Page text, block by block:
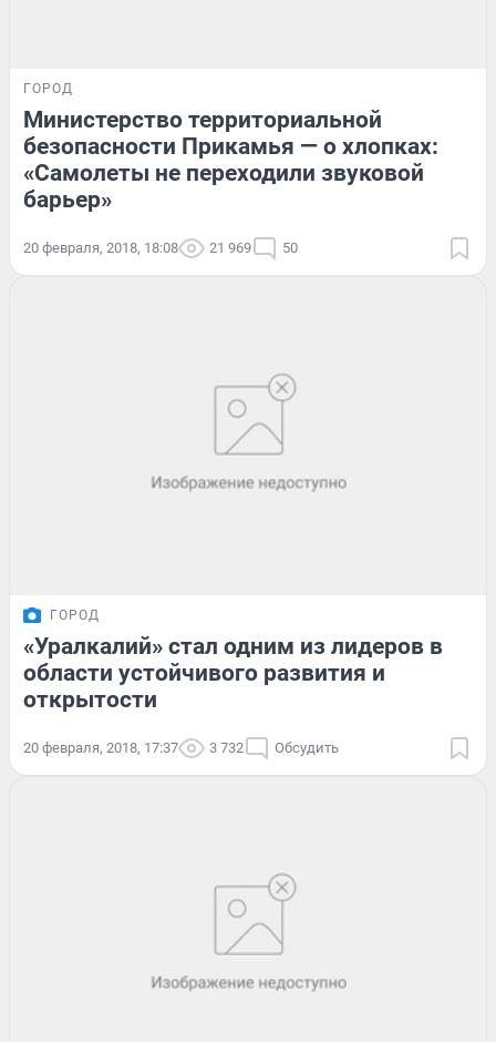
ГОРОД
Министерство территориальной
безопасности Прикамья — о хлопках:
«Самолеты не переходили звуковой
барьер»
20 февраля, 2018, 18:08 21 969 50
ГОРОД
«Уралкалий» стал одним из лидеров в
области устойчивого развития и
открытости
20 февраля, 2018, 17:37 3 732 Обсудить